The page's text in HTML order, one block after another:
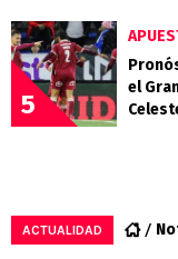
5
el
ACTUALIDAD